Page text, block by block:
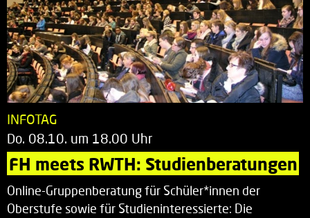
INFOTAG
Do. 08.10. um 18.00 Uhr
FH meets RWTH: Studienberatungen
Online-Gruppenberatung für Schüler*innen der
Oberstufe sowie für Studieninteressierte: Die